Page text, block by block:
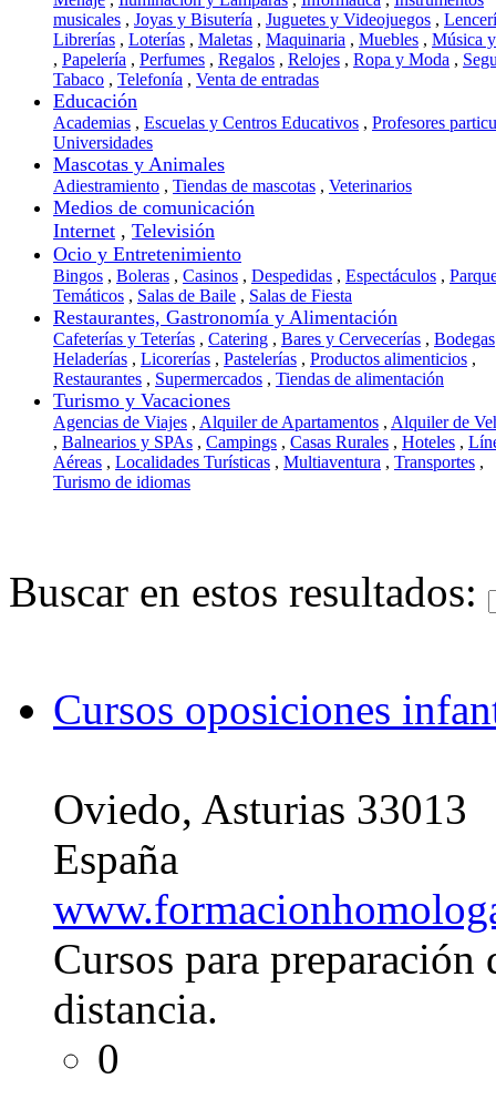
musicales , Joyas y Bisutería , Juguetes y Videojuegos ,
Librerías , Loterías , Maletas , Maquinaria , Muebles , Música
, Papelería , Perfumes , Regalos , Relojes , Ropa y Moda ,
Tabaco , Telefonía , Venta de entradas
Educación
Academias , Escuelas y Centros Educativos , Profesores
Universidades
Mascotas y Animales
Adiestramiento , Tiendas de mascotas , Veterinarios
Medios de comunicación
Internet , Televisión
Ocio y Entretenimiento
Bingos , Boleras , Casinos , Despedidas , Espectáculos ,
Temáticos , Salas de Baile , Salas de Fiesta
Restaurantes, Gastronomía y Alimentación
Cafeterías y Teterías , Catering , Bares y Cervecerías , Bodegas
Heladerías , Licorerías , Pastelerías , Productos alimenticios ,
Restaurantes , Supermercados , Tiendas de alimentación
Turismo y Vacaciones
Agencias de Viajes , Alquiler de Apartamentos , Alquiler de
, Balnearios y SPAs , Campings , Casas Rurales , Hoteles ,
Aéreas , Localidades Turísticas , Multiaventura , Transportes ,
Turismo de idiomas
Buscar en estos resultados:
Cursos oposiciones
Oviedo, Asturias 33013
España
Cursos para
distancia.
0